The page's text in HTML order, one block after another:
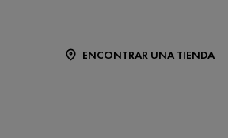
ENCONTRAR UNA TIENDA